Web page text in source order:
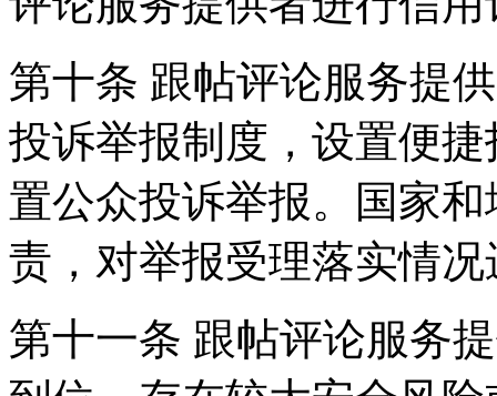
第十条 跟帖评论服务提
投诉举报制度，设置便
置公众投诉举报。国家
责，对举报受理落实情
第十一条 跟帖评论服务